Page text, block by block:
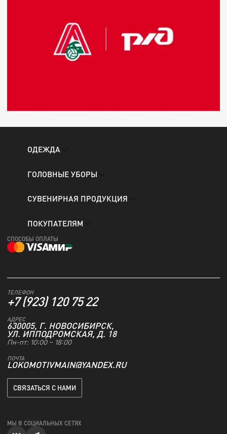
ОДЕЖДА
ГОЛОВНЫЕ УБОРЫ
СУВЕНИРНАЯ ПРОДУКЦИЯ
ПОКУПАТЕЛЯМ
СПОСОБЫ ОПЛАТЫ
ТЕЛЕФОН
+7 (923) 120 75 22
АДРЕС
630005, Г. НОВОСИБИРСК,
УЛ. ИППОДРОМСКАЯ, Д. 18
Пн-пт: 10:00 – 18:00
ПОЧТА
LOKOMOTIVMAIN@YANDEX.RU
СВЯЗАТЬСЯ С НАМИ
МЫ В СОЦИАЛЬНЫХ СЕТЯХ